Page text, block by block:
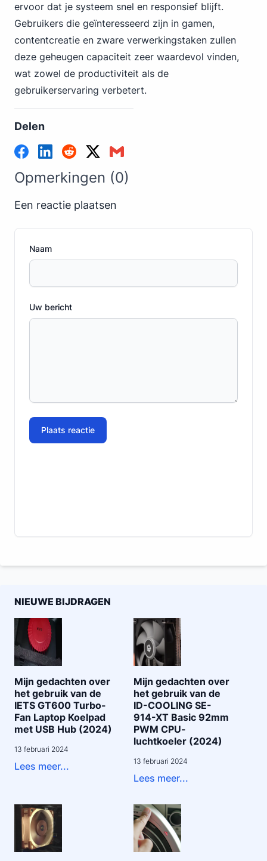
ervoor dat je systeem snel en responsief blijft.
Gebruikers die geïnteresseerd zijn in gamen,
contentcreatie en zware verwerkingstaken zullen
deze geheugen capaciteit zeer waardevol vinden,
wat zowel de productiviteit als de
gebruikerservaring verbetert.
Delen
Opmerkingen (0)
Een reactie plaatsen
Naam
Uw bericht
Plaats reactie
NIEUWE BIJDRAGEN
Mijn gedachten over
het gebruik van de
IETS GT600 Turbo-
Fan Laptop Koelpad
met USB Hub (2024)
13 februari 2024
Lees meer...
Mijn gedachten over
het gebruik van de
ID-COOLING SE-
914-XT Basic 92mm
PWM CPU-
luchtkoeler (2024)
13 februari 2024
Lees meer...